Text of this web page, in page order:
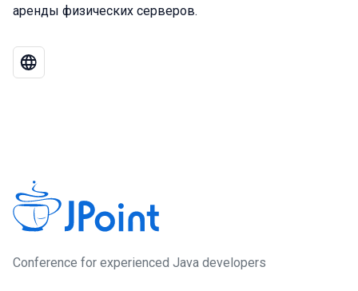
аренды физических серверов.
Сonference for experienced Java developers